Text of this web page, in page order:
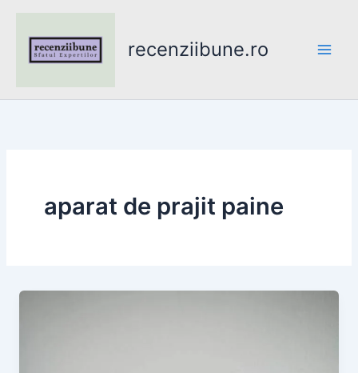
content
recenziibune.ro
aparat de prajit paine